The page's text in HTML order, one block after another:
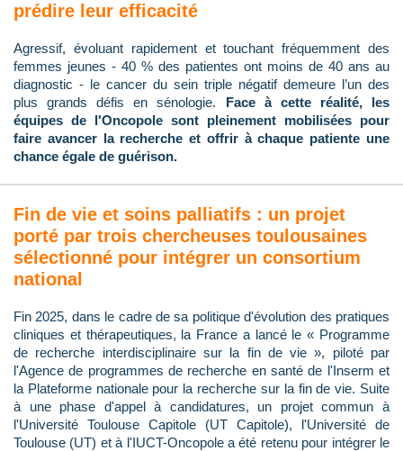
prédire leur efficacité
Agressif, évoluant rapidement et touchant fréquemment des
femmes jeunes - 40 % des patientes ont moins de 40 ans au
diagnostic - le cancer du sein triple négatif demeure l’un des
plus grands défis en sénologie. Face à cette réalité, les
équipes de l'Oncopole sont pleinement mobilisées pour
faire avancer la recherche et offrir à chaque patiente une
chance égale de guérison.
Fin de vie et soins palliatifs : un projet
porté par trois chercheuses toulousaines
sélectionné pour intégrer un consortium
national
Fin 2025, dans le cadre de sa politique d'évolution des pratiques
cliniques et thérapeutiques, la France a lancé le « Programme
de recherche interdisciplinaire sur la fin de vie », piloté par
l'Agence de programmes de recherche en santé de l'Inserm et
la Plateforme nationale pour la recherche sur la fin de vie. Suite
à une phase d'appel à candidatures, un projet commun à
l'Université Toulouse Capitole (UT Capitole), l'Université de
Toulouse (UT) et à l'IUCT-Oncopole a été retenu pour intégrer le